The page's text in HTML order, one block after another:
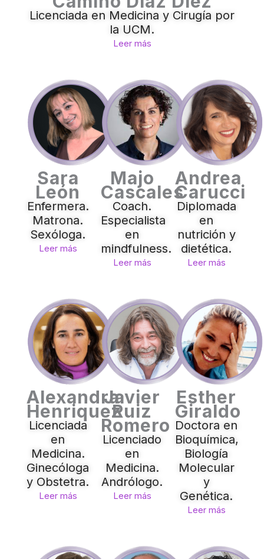
Licenciada en Medicina y Cirugía por
la UCM.
Leer más
Sara
León
Enfermera.
Matrona.
Sexóloga.
Leer más
Majo
Cascales
Coach.
Especialista
en
mindfulness.
Leer más
Andrea
Carucci
Diplomada
en
nutrición y
dietética.
Leer más
Alexandra
Henriquez
Licenciada
en
Medicina.
Ginecóloga
y Obstetra.
Leer más
Javier
Ruiz
Romero
Licenciado
en
Medicina.
Andrólogo.
Leer más
Esther
Giraldo
Doctora en
Bioquímica,
Biología
Molecular
y
Genética.
Leer más